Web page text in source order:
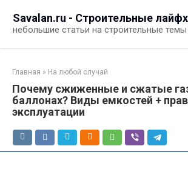
контенту
Savalan.ru - Строительные
небольшие статьи на строительные темы
Главная » На любой случай
Почему сжиженные и сжатые
баллонах? Виды емкостей +
эксплуатации